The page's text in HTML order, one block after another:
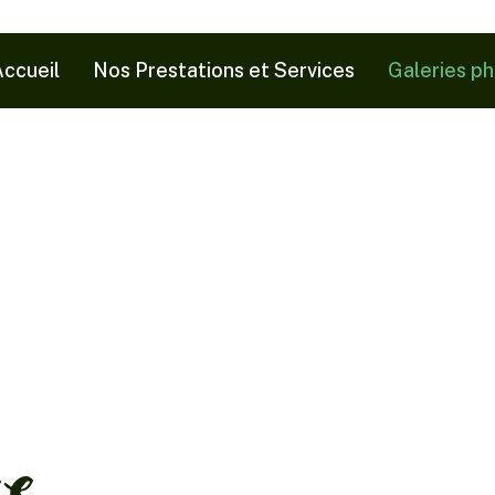
Nos Prestations et Services Galeries